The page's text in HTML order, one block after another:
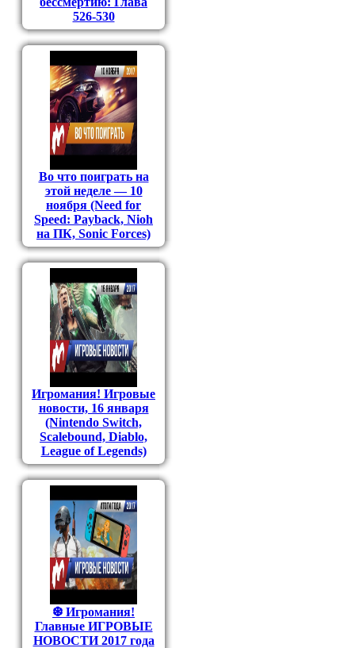
526-530
Во что поиграть на
этой неделе — 10
ноября (Need for
Speed: Payback, Nioh
на ПК, Sonic Forces)
Игромания! Игровые
новости, 16 января
(Nintendo Switch,
Scalebound, Diablo,
League of Legends)
❆ Игромания!
Главные ИГРОВЫЕ
НОВОСТИ 2017 года